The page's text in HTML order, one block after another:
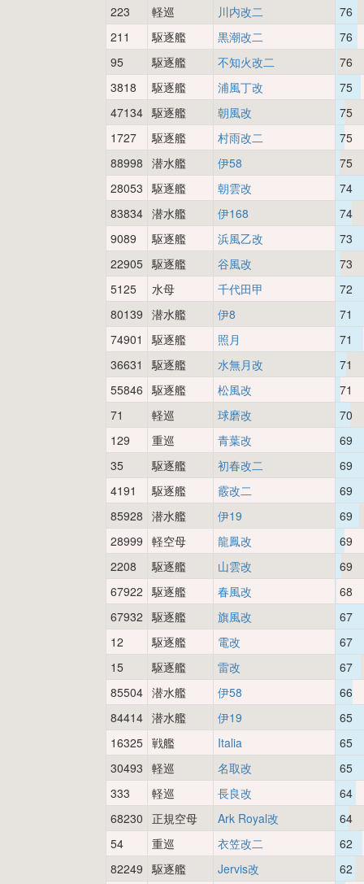
223
軽巡 川内改二
76
211
駆逐艦 黒潮改二
76
95
駆逐艦 不知火改二
76
3818
駆逐艦 浦風丁改
75
47134 駆逐艦 朝風改
75
1727
駆逐艦 村雨改二
75
88998 潜水艦 伊58
75
28053 駆逐艦 朝雲改
74
83834 潜水艦 伊168
74
9089
駆逐艦 浜風乙改
73
22905 駆逐艦 谷風改
73
5125
水母 千代田甲
72
80139 潜水艦 伊8
71
74901
駆逐艦 照月
71
36631
駆逐艦 水無月改
71
55846 駆逐艦 松風改
71
71
軽巡 球磨改
70
129
重巡 青葉改
69
35
駆逐艦 初春改二
69
4191
駆逐艦 霰改二
69
85928 潜水艦 伊19
69
28999 軽空母 龍鳳改
69
2208
駆逐艦 山雲改
69
67922 駆逐艦 春風改
68
67932 駆逐艦 旗風改
67
12
駆逐艦 電改
67
15
駆逐艦 雷改
67
85504 潜水艦 伊58
66
84414 潜水艦 伊19
65
16325 戦艦 Italia
65
30493 軽巡 名取改
65
333
軽巡 長良改
64
68230
正規空母 Ark Royal改
64
54
重巡 衣笠改二
62
82249 駆逐艦 Jervis改 62